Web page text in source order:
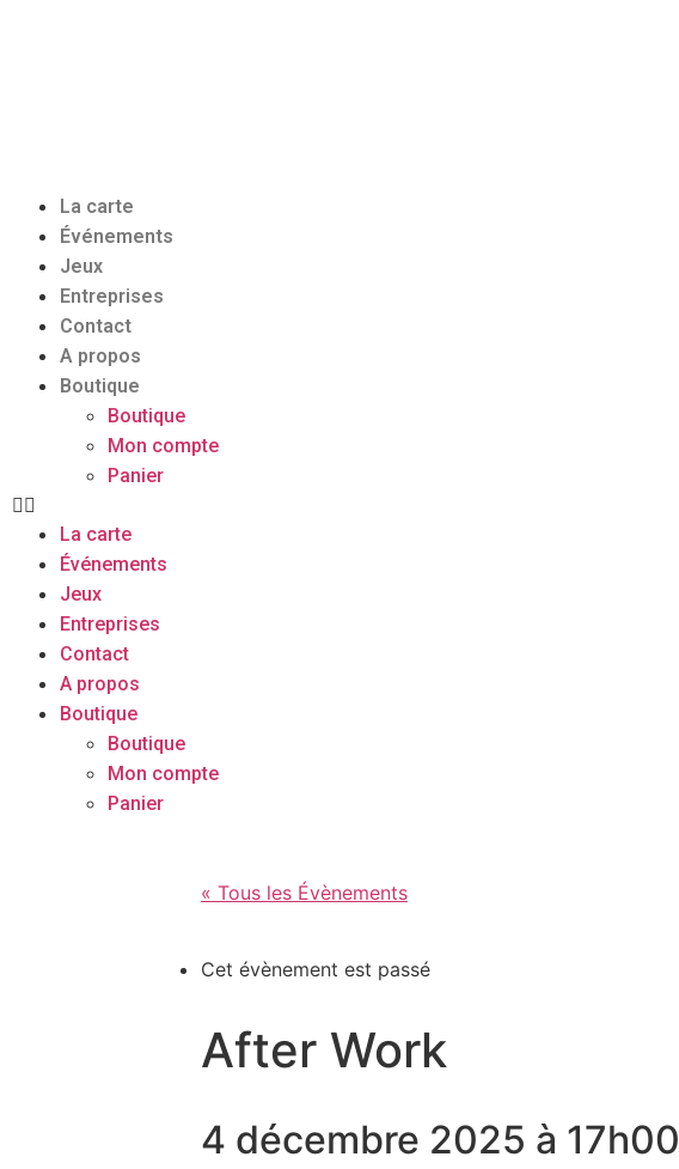
La carte
Événements
Jeux
Entreprises
Contact
A propos
Boutique
Boutique
Mon compte
Panier
La carte
Événements
Jeux
Entreprises
Contact
A propos
Boutique
Boutique
Mon compte
Panier
« Tous les Évènements
Cet évènement est passé
After Work
4 décembre 2025 à 17h00